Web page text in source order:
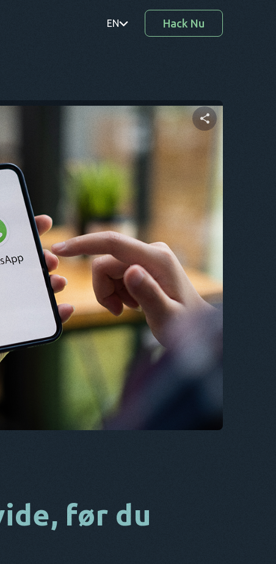
EN
RO
SV
EL
AR
CS
DA
IT
NL
Hack Nu
Del denne artikel
før du